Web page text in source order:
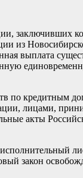
заключивших
из
выплата
по кредитным
лицами,
акты
закон